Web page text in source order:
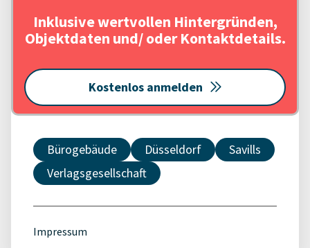
Inklusive wertvollen Hintergründen,
Objektdaten und/ oder Kontaktdetails.
Kostenlos anmelden
Bürogebäude Düsseldorf
Savills
Verlagsgesellschaft
Impressum